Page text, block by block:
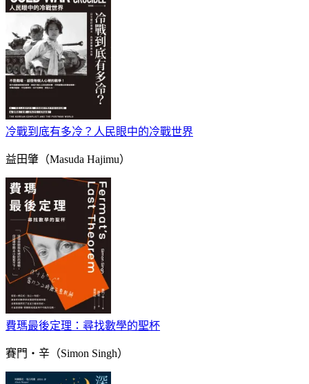
冷戰到底有多冷？人民眼中的冷戰世界
益田肇（Masuda Hajimu）
費瑪最後定理：尋找數學的聖杯
賽門・辛（Simon Singh）